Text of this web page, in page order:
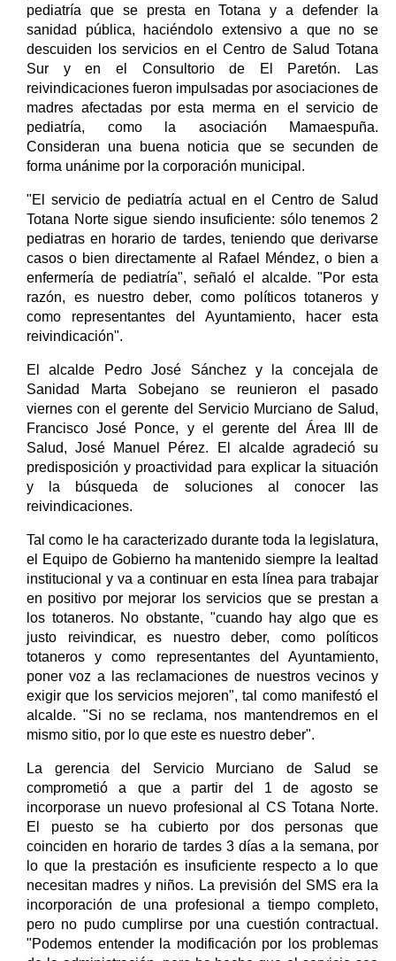
pediatría que se presta en Totana y a defender la
sanidad pública, haciéndolo extensivo a que no se
descuiden los servicios en el Centro de Salud Totana
Sur y en el Consultorio de El Paretón. Las
reivindicaciones fueron impulsadas por asociaciones de
madres afectadas por esta merma en el servicio de
pediatría, como la asociación Mamaespuña.
Consideran una buena noticia que se secunden de
forma unánime por la corporación municipal.
"El servicio de pediatría actual en el Centro de Salud
Totana Norte sigue siendo insuficiente: sólo tenemos 2
pediatras en horario de tardes, teniendo que derivarse
casos o bien directamente al Rafael Méndez, o bien a
enfermería de pediatría", señaló el alcalde. "Por esta
razón, es nuestro deber, como políticos totaneros y
como representantes del Ayuntamiento, hacer esta
reivindicación".
El alcalde Pedro José Sánchez y la concejala de
Sanidad Marta Sobejano se reunieron el pasado
viernes con el gerente del Servicio Murciano de Salud,
Francisco José Ponce, y el gerente del Área III de
Salud, José Manuel Pérez. El alcalde agradeció su
predisposición y proactividad para explicar la situación
y la búsqueda de soluciones al conocer las
reivindicaciones.
Tal como le ha caracterizado durante toda la legislatura,
el Equipo de Gobierno ha mantenido siempre la lealtad
institucional y va a continuar en esta línea para trabajar
en positivo por mejorar los servicios que se prestan a
los totaneros. No obstante, "cuando hay algo que es
justo reivindicar, es nuestro deber, como políticos
totaneros y como representantes del Ayuntamiento,
poner voz a las reclamaciones de nuestros vecinos y
exigir que los servicios mejoren", tal como manifestó el
alcalde. "Si no se reclama, nos mantendremos en el
mismo sitio, por lo que este es nuestro deber".
La gerencia del Servicio Murciano de Salud se
comprometió a que a partir del 1 de agosto se
incorporase un nuevo profesional al CS Totana Norte.
El puesto se ha cubierto por dos personas que
coinciden en horario de tardes 3 días a la semana, por
lo que la prestación es insuficiente respecto a lo que
necesitan madres y niños. La previsión del SMS era la
incorporación de una profesional a tiempo completo,
pero no pudo cumplirse por una cuestión contractual.
"Podemos entender la modificación por los problemas